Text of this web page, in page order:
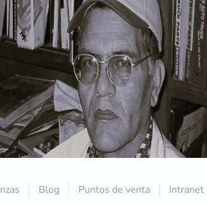
Blog Puntos de venta Intranet